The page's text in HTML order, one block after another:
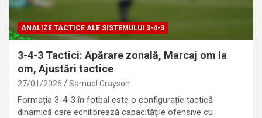
ANALIZE TACTICE ALE SISTEMULUI 3-4-3
3-4-3 Tactici: Apărare zonală, Marcaj om la
om, Ajustări tactice
27/01/2026 Samuel Grayson
Formația 3-4-3 în fotbal este o configurație tactică
dinamică care echilibrează capacitățile ofensive cu